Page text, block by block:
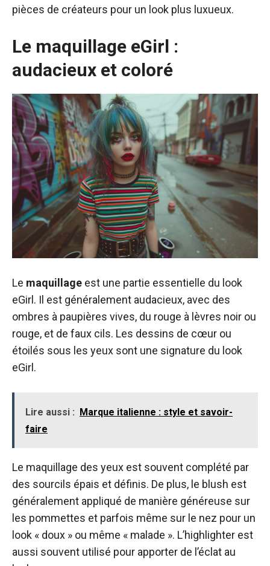
pièces de créateurs pour un look plus luxueux.
Le maquillage eGirl :
audacieux et coloré
Le maquillage est une partie essentielle du look
eGirl. Il est généralement audacieux, avec des
ombres à paupières vives, du rouge à lèvres noir ou
rouge, et de faux cils. Les dessins de cœur ou
étoilés sous les yeux sont une signature du look
eGirl.
Lire aussi : Marque italienne : style et savoir-
faire
Le maquillage des yeux est souvent complété par
des sourcils épais et définis. De plus, le blush est
généralement appliqué de manière généreuse sur
les pommettes et parfois même sur le nez pour un
look « doux » ou même « malade ». L’highlighter est
aussi souvent utilisé pour apporter de l’éclat au